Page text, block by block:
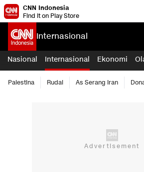
CNN Indonesia
Find it on Play Store
Internasional
Nasional Internasional Ekonomi
Palestina Rudal As Serang Iran